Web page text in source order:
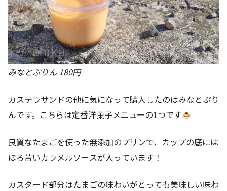
みなとぷりん 180円
カステラサンドの他に気になって購入したのはみなとぷり
んです。こちらは定番洋菓子メニューの1つです
良質なたまごを使った無添加のプリンで、カップの底には
ほろ苦いカラメルソースが入っています！
カスタード部分はたまごの味わいがとっても美味しい味わ